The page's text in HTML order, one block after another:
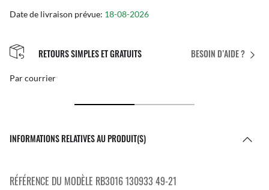
Date de livraison prévue: 18-08-2026
BESOIN D’AIDE ?
RETOURS SIMPLES ET GRATUITS
Par courrier
INFORMATIONS RELATIVES AU PRODUIT(S)
RÉFÉRENCE DU MODÈLE RB3016 130933 49-21